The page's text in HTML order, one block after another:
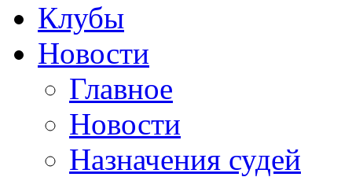
Клубы
Новости
Главное
Новости
Назначения судей